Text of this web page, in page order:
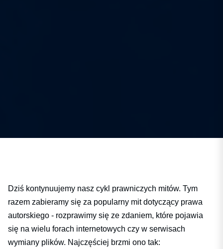
Dziś kontynuujemy nasz cykl prawniczych mitów. Tym
razem zabieramy się za popularny mit dotyczący prawa
autorskiego - rozprawimy się ze zdaniem, które pojawia
się na wielu forach internetowych czy w serwisach
wymiany plików. Najczęściej brzmi ono tak: